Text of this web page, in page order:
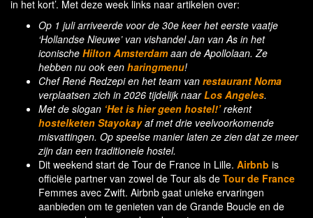
in het kort’. Met deze week links naar artikelen over:
Op 1 juli arriveerde voor de 30e keer het eerste vaatje
‘Hollandse Nieuwe’ van vishandel Jan van As in het
iconische Hilton Amsterdamaan de Apollolaan. Ze
hebben nu ook een haringmenu!
Chef René Redzepi en het team van restaurant Noma
verplaatsen zich in 2026 tijdelijk naarLos Angeles.
Met de slogan ‘Het is hier geen hostel!’rekent
hostelketen Stayokayaf met drie veelvoorkomende
misvattingen. Op speelse manier laten ze zien dat ze meer
zijn dan een traditionele hostel.
Dit weekend start de Tour de France in Lille. Airbnb is
officiële partner van zowel de Tour als de Tour de France
Femmes avec Zwift. Airbnb gaat unieke ervaringen
aanbieden om te genieten van de Grande Boucle en de